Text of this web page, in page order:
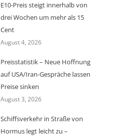
E10-Preis steigt innerhalb von
drei Wochen um mehr als 15
Cent
August 4, 2026
Preisstatistik – Neue Hoffnung
auf USA/Iran-Gespräche lassen
Preise sinken
August 3, 2026
Schiffsverkehr in Straße von
Hormus legt leicht zu –